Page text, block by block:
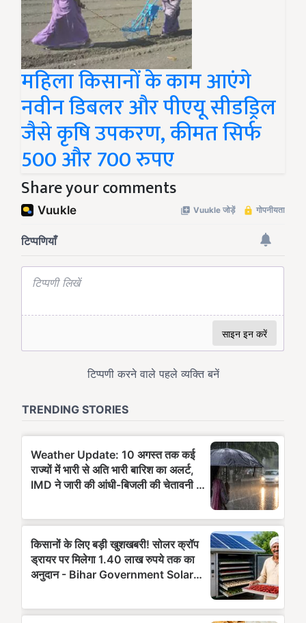
महिला किसानों के काम आएंगे
नवीन डिबलर और पीएयू सीडड्रिल
जैसे कृषि उपकरण, कीमत सिर्फ
500 और 700 रुपए
Share your comments